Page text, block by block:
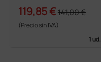
119,85 €141,00 €
(Precio sin IVA)
1 ud.